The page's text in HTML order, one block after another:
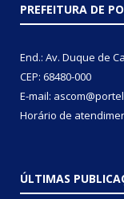
PREFEITURA DE
End.: Av. Duque de
CEP: 68480-000
E-mail:
Horário de
ÚLTIMAS